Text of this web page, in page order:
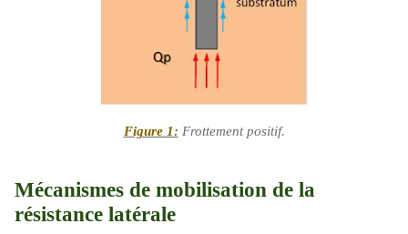
Figure 1: Frottement positif.
Mécanismes de mobilisation de la
résistance latérale